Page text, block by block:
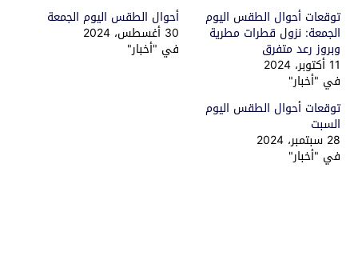
توقعات أحوال الطقس اليوم
الجمعة: نزول قطرات مطرية
وبروز رعد متفرق
11 أكتوبر، 2024
في "أخبار"
أحوال الطقس اليوم الجمعة
30 أغسطس، 2024
في "أخبار"
توقعات أحوال الطقس اليوم
السبت
28 سبتمبر، 2024
في "أخبار"